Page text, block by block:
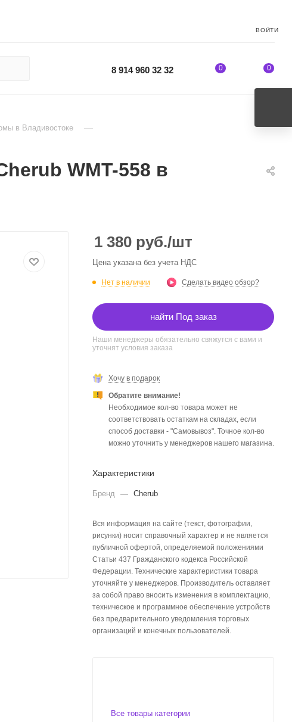
ВОЙТИ
8 914 960 32 32 0 0
в Владивостоке —
WMT-558 в
1 380 руб./шт
Цена указана без учета НДС
Нет в наличии Сделать видео обзор?
найти Под заказ
Наши менеджеры обязательно свяжутся с вами и
уточнят условия заказа
Хочу в подарок
Обратите внимание!
Необходимое кол-во товара может не
соответствовать остаткам на складах, если
способ доставки - "Самовывоз". Точное кол-во
можно уточнить у менеджеров нашего магазина.
Характеристики
Бренд — Cherub
Вся информация на сайте (текст, фотографии,
рисунки) носит справочный характер и не является
публичной офертой, определяемой положениями
Статьи 437 Гражданского кодекса Российской
Федерации. Технические характеристики товара
уточняйте у менеджеров. Производитель оставляет
за собой право вносить изменения в комплектацию,
техническое и программное обеспечение устройств
без предварительного уведомления торговых
организаций и конечных пользователей.
Все товары категории